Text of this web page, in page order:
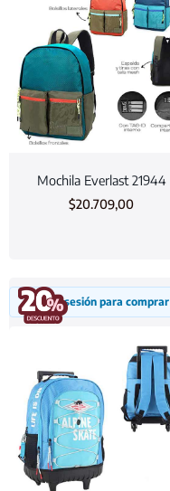
Mochila Everlast 21944
$20.709,00
Inicia sesión para comprar